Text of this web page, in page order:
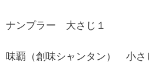
ナンプラー 大さじ１
味覇（創味シャンタン） 小さ